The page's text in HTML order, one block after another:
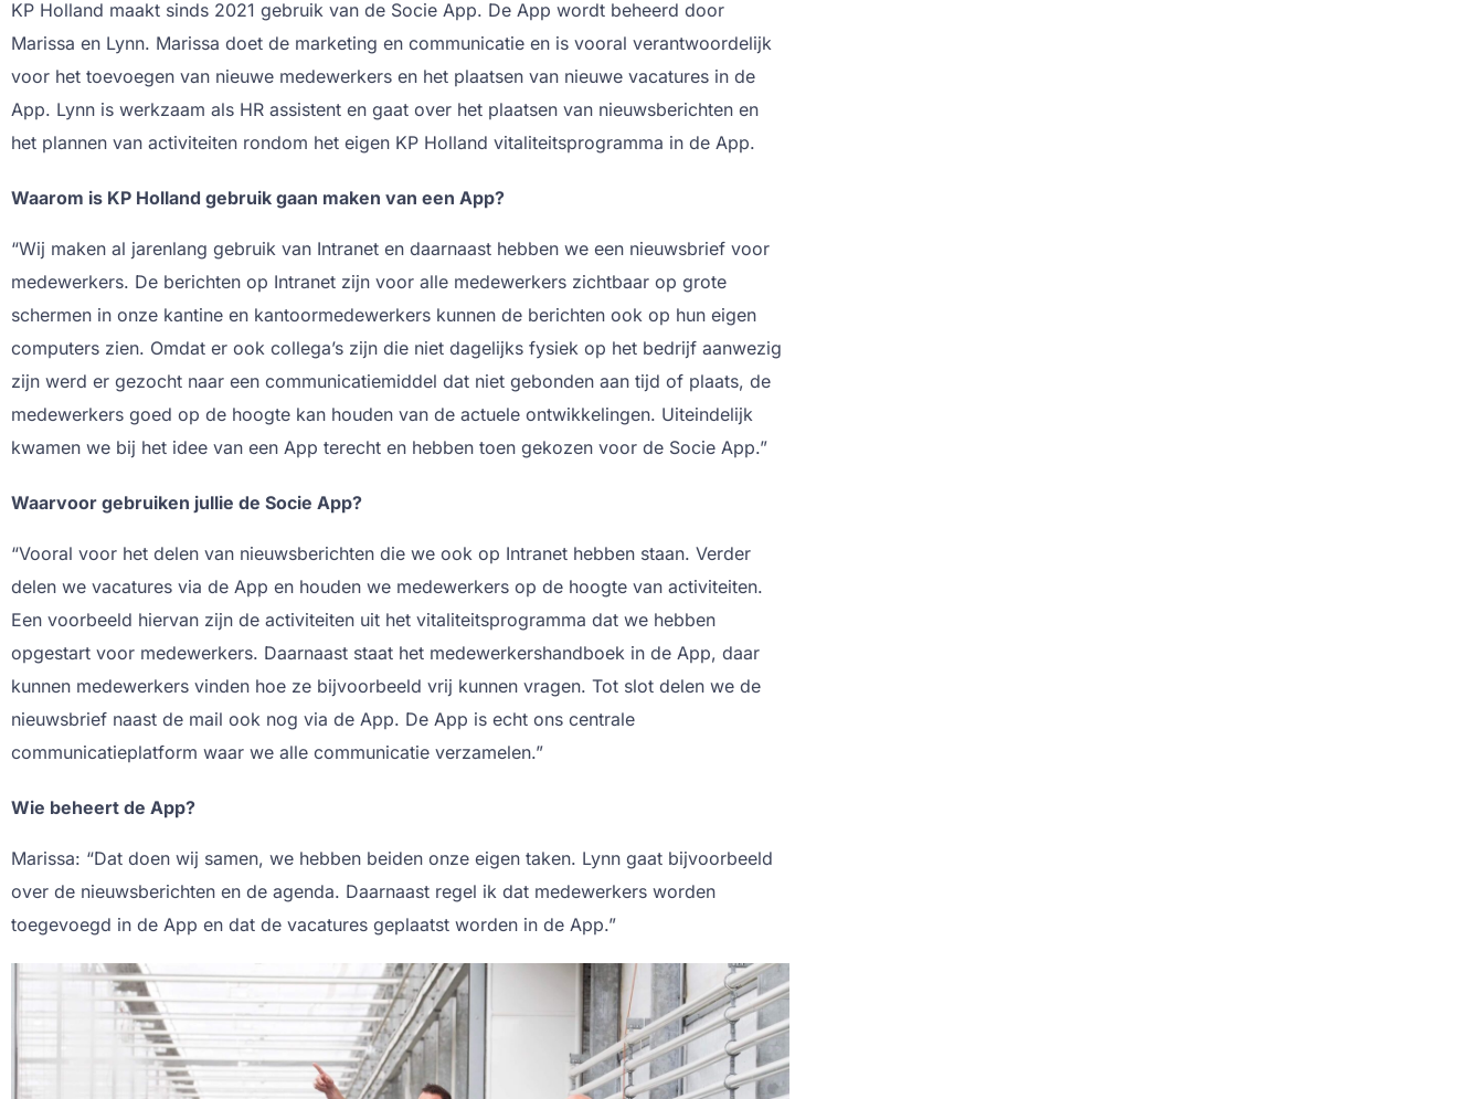
KP Holland maakt sinds 2021 gebruik van de Socie App. De App wordt beheerd door
Marissa en Lynn. Marissa doet de marketing en communicatie en is vooral verantwoordelijk
voor het toevoegen van nieuwe medewerkers en het plaatsen van nieuwe vacatures in de
App. Lynn is werkzaam als HR assistent en gaat over het plaatsen van nieuwsberichten en
het plannen van activiteiten rondom het eigen KP Holland vitaliteitsprogramma in de App.
Waarom is KP Holland gebruik gaan maken van een App?
“Wij maken al jarenlang gebruik van Intranet en daarnaast hebben we een nieuwsbrief voor
medewerkers. De berichten op Intranet zijn voor alle medewerkers zichtbaar op grote
schermen in onze kantine en kantoormedewerkers kunnen de berichten ook op hun eigen
computers zien. Omdat er ook collega’s zijn die niet dagelijks fysiek op het bedrijf aanwezig
zijn werd er gezocht naar een communicatiemiddel dat niet gebonden aan tijd of plaats, de
medewerkers goed op de hoogte kan houden van de actuele ontwikkelingen. Uiteindelijk
kwamen we bij het idee van een App terecht en hebben toen gekozen voor de Socie App.”
Waarvoor gebruiken jullie de Socie App?
“Vooral voor het delen van nieuwsberichten die we ook op Intranet hebben staan. Verder
delen we vacatures via de App en houden we medewerkers op de hoogte van activiteiten.
Een voorbeeld hiervan zijn de activiteiten uit het vitaliteitsprogramma dat we hebben
opgestart voor medewerkers. Daarnaast staat het medewerkershandboek in de App, daar
kunnen medewerkers vinden hoe ze bijvoorbeeld vrij kunnen vragen. Tot slot delen we de
nieuwsbrief naast de mail ook nog via de App. De App is echt ons centrale
communicatieplatform waar we alle communicatie verzamelen.”
Wie beheert de App?
Marissa: “Dat doen wij samen, we hebben beiden onze eigen taken. Lynn gaat bijvoorbeeld
over de nieuwsberichten en de agenda. Daarnaast regel ik dat medewerkers worden
toegevoegd in de App en dat de vacatures geplaatst worden in de App.”